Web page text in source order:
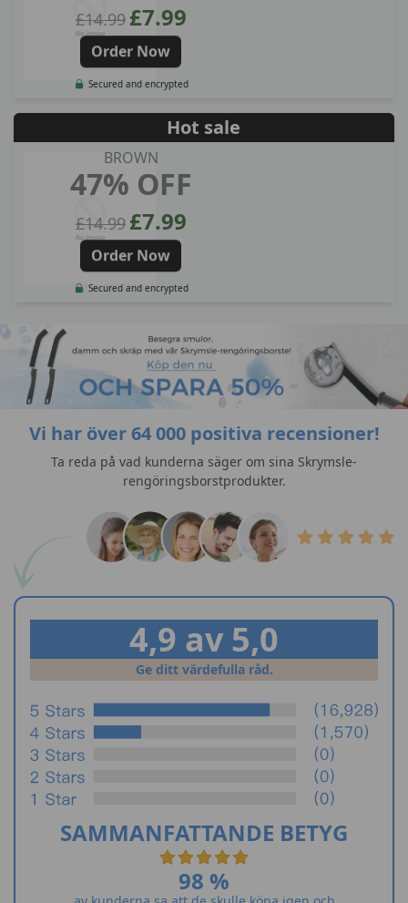
£14.99 £7.99
Order Now
Secured and encrypted
Hot sale
BROWN
47% OFF
£14.99 £7.99
Order Now
Secured and encrypted
Vi har över 64 000 positiva recensioner!
Ta reda på vad kunderna säger om sina Skrymsle-
rengöringsborstprodukter.
4,9 av 5,0
Ge ditt värdefulla råd.
SAMMANFATTANDE BETYG
98 %